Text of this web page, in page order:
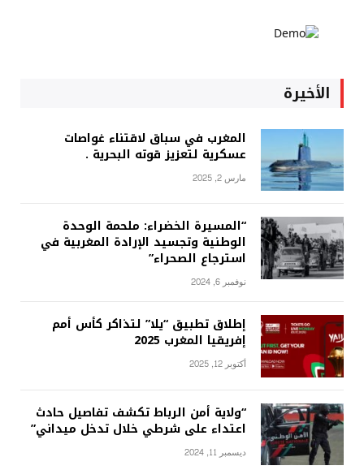
الأخيرة
المغرب في سباق لاقتناء غواصات
عسكرية لتعزيز قوته البحرية .
مارس 2, 2025
“المسيرة الخضراء: ملحمة الوحدة
الوطنية وتجسيد الإرادة المغربية في
استرجاع الصحراء”
نوفمبر 6, 2024
إطلاق تطبيق “يلا” لتذاكر كأس أمم
إفريقيا المغرب 2025
أكتوبر 12, 2025
“ولاية أمن الرباط تكشف تفاصيل حادث
اعتداء على شرطي خلال تدخل ميداني”
ديسمبر 11, 2024